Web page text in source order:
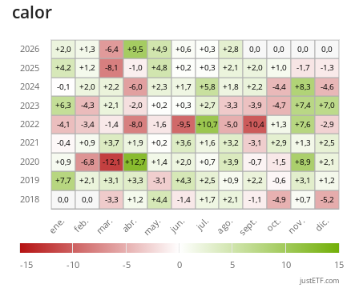
calor
0,0 0,0 -3,3 +1,2 +4,4 -1,4 +1,7 +2,1 -1,1 -4,9 +0,7 -5,2
+7,7 +2,1 +3,1 +3,3 -3,1 +4,3 +2,5 +0,9 +2,2 -0,6 +3,1 +1,2
+0,9 -6,8 -12,1 +12,7 +1,4 +2,0 +0,7 +3,9 -0,7 -1,5 +8,9 +2,1
-0,4 +0,9 +3,7 +1,9 +0,2 +3,6 +1,6 +3,2 -3,1 +2,9 +1,3 +2,5
-4,1 -3,4 -1,4 -8,0 -1,6 -9,5 +10,7 -5,0 -10,4 +1,3 +7,6 -2,9
+6,3 -4,3 +2,1 -2,0 +0,2 +0,3 +2,7 -3,3 -3,9 -4,7 +7,4 +7,0
-0,1 +2,0 +2,2 -6,0 +2,3 +1,7 +5,8 +1,8 +2,2 -4,4 +8,3 -4,6
+4,2 +1,2 -8,1 -1,0 +4,8 +0,2 +0,3 +2,1 +2,0 +1,0 -1,7 -1,3
+2,0 +1,3 -6,4 +9,5 +4,9 +0,6 +0,3 +2,8 0,0 0,0 0,0 0,0
-15 -10 -5 0 5 10 15
ene. feb. mar. abr. may. jun. jul. ago. sept. oct. nov. dic.
2018
2019
2020
2021
2022
2023
2024
2025
2026
justETF.com